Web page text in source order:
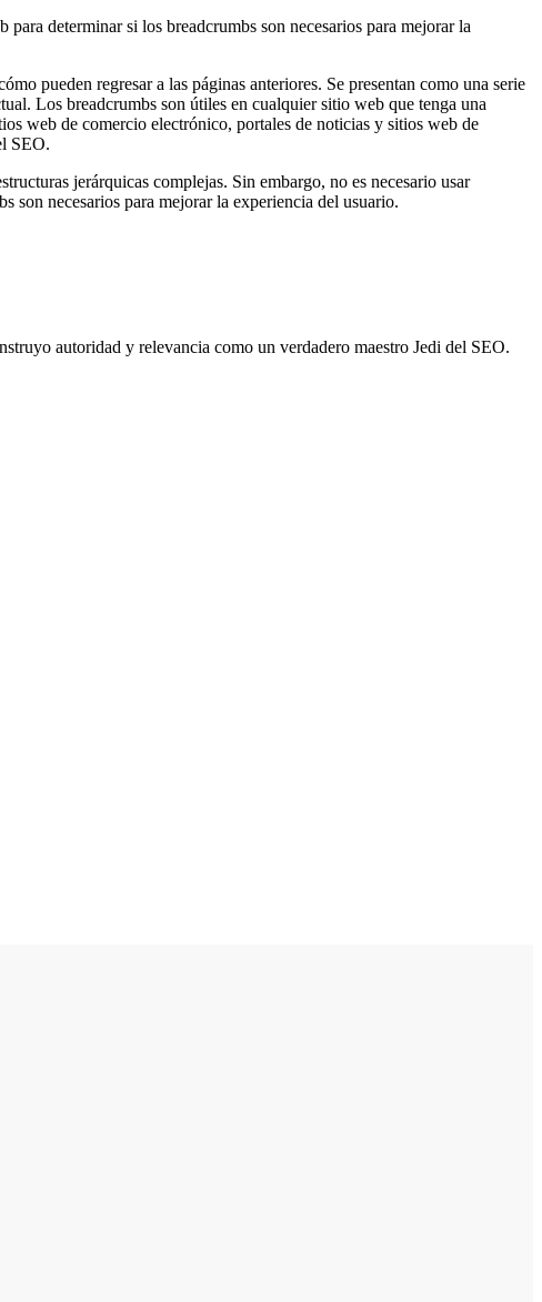
determinar si los breadcrumbs son necesarios para mejorar la
pueden regresar a las páginas anteriores. Se presentan como una serie
Los breadcrumbs son útiles en cualquier sitio web que tenga una
web de comercio electrónico, portales de noticias y sitios web de
SEO.
jerárquicas complejas. Sin embargo, no es necesario usar
son necesarios para mejorar la experiencia del usuario.
autoridad y relevancia como un verdadero maestro Jedi del SEO.